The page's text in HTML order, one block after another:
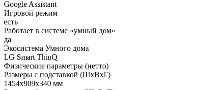
Google Assistant
Игровой режим
есть
Работает в системе «умный дом»
да
Экосистема Умного дома
LG Smart ThinQ
Физические параметры (нетто)
Размеры с подставкой (ШxВxГ)
1454x909x340 мм